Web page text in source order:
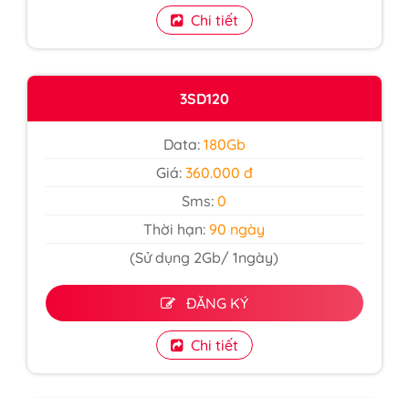
Chi tiết
3SD120
Data:180Gb
Giá: 360.000 đ
Sms:0
Thời hạn: 90 ngày
(Sử dụng 2Gb/ 1ngày)
ĐĂNG KÝ
Chi tiết